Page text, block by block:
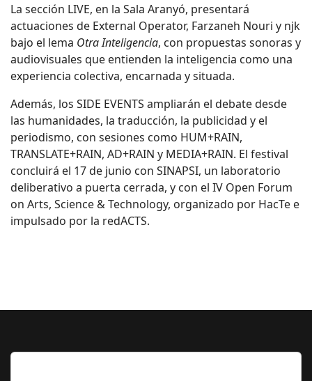
La sección LIVE, en la Sala Aranyó, presentará
actuaciones de External Operator, Farzaneh Nouri y njk
bajo el lema Otra Inteligencia, con propuestas sonoras y
audiovisuales que entienden la inteligencia como una
experiencia colectiva, encarnada y situada.
Además, los SIDE EVENTS ampliarán el debate desde
las humanidades, la traducción, la publicidad y el
periodismo, con sesiones como HUM+RAIN,
TRANSLATE+RAIN, AD+RAIN y MEDIA+RAIN. El festival
concluirá el 17 de junio con SINAPSI, un laboratorio
deliberativo a puerta cerrada, y con el IV Open Forum
on Arts, Science & Technology, organizado por HacTe e
impulsado por la redACTS.